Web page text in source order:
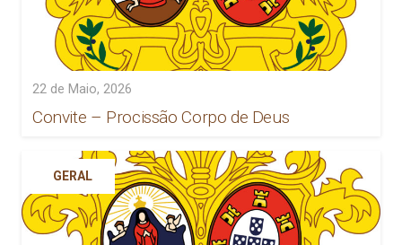
22 de Maio, 2026
Convite – Procissão Corpo de Deus
GERAL